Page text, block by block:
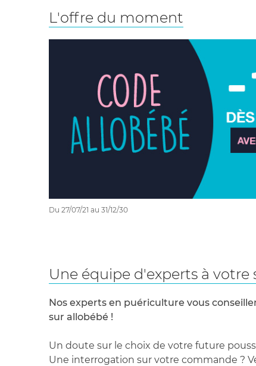
L'offre du moment
Du 27/07/21 au 31/12/30
Une équipe d'experts à votre
Nos experts en puériculture vous
sur allobébé !
Un doute sur le choix de votre future
Une interrogation sur votre commande ?